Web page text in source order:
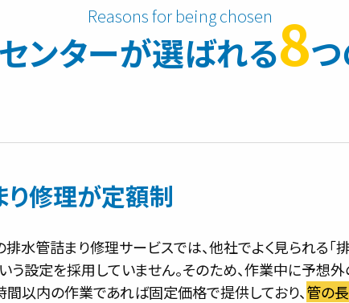
ンターが選ばれる8
り修理が定額制
水管詰まり修理サービスでは、他社でよく見られる
う設定を採用していません。そのため、作業中に予想
間以内の作業であれば固定価格で提供しており、管の